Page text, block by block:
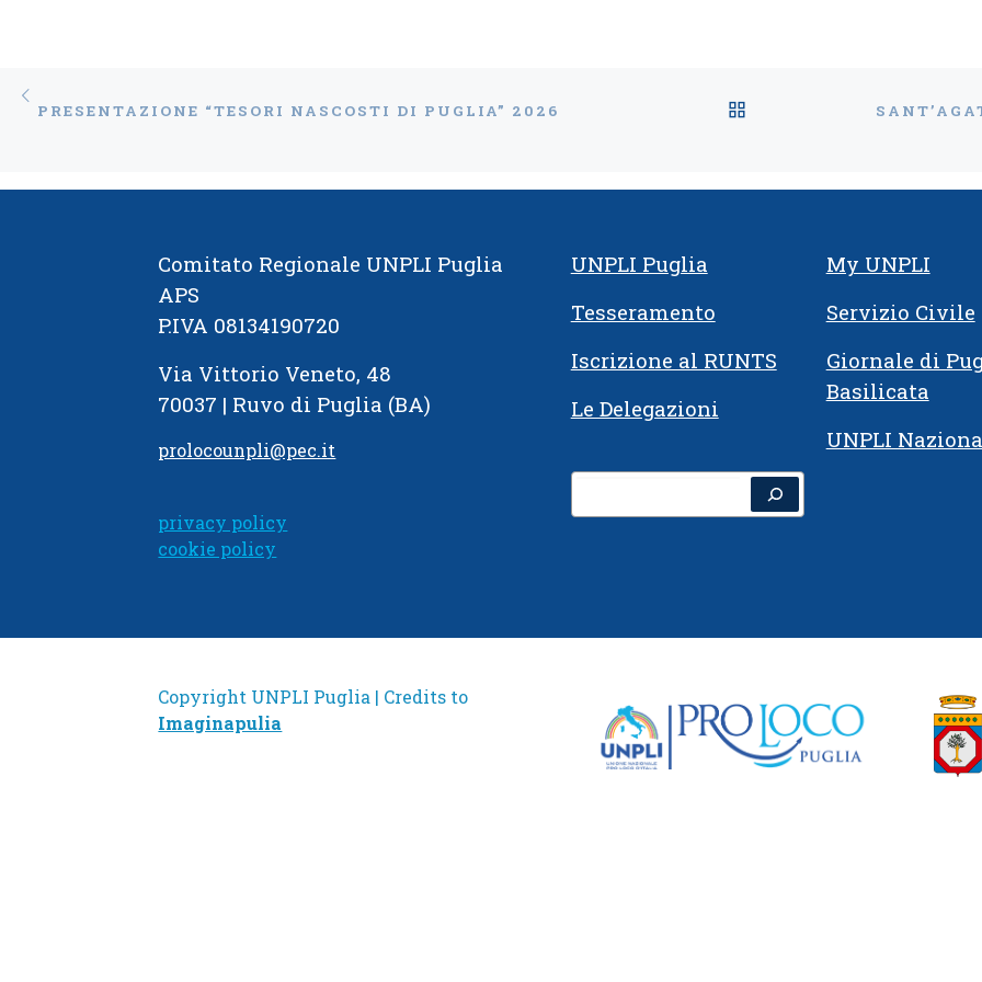
Navigazione articoli
Articolo precedente
PRESENTAZIONE “TESORI NASCOSTI DI PUGLIA” 2026 RITORNA ALLA
Comitato Regionale UNPLI Puglia
APS
P.IVA 08134190720
Via Vittorio Veneto, 48
70037 | Ruvo di Puglia (BA)
prolocounpli@pec.it
privacy policy
cookie policy
UNPLI Puglia
Tesseramento
Iscrizione al RUNTS
Le Delegazioni
My UNPLI
Servizio Civile
Giornale di
Basilicata
UNPLI
Copyright UNPLI Puglia | Credits to
Imaginapulia